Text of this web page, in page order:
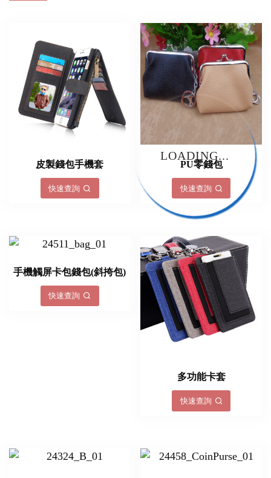
LOADING...
皮製錢包手機套
快速查詢
PU零錢包
快速查詢
手機觸屏卡包錢包(斜挎包)
快速查詢
多功能卡套
快速查詢